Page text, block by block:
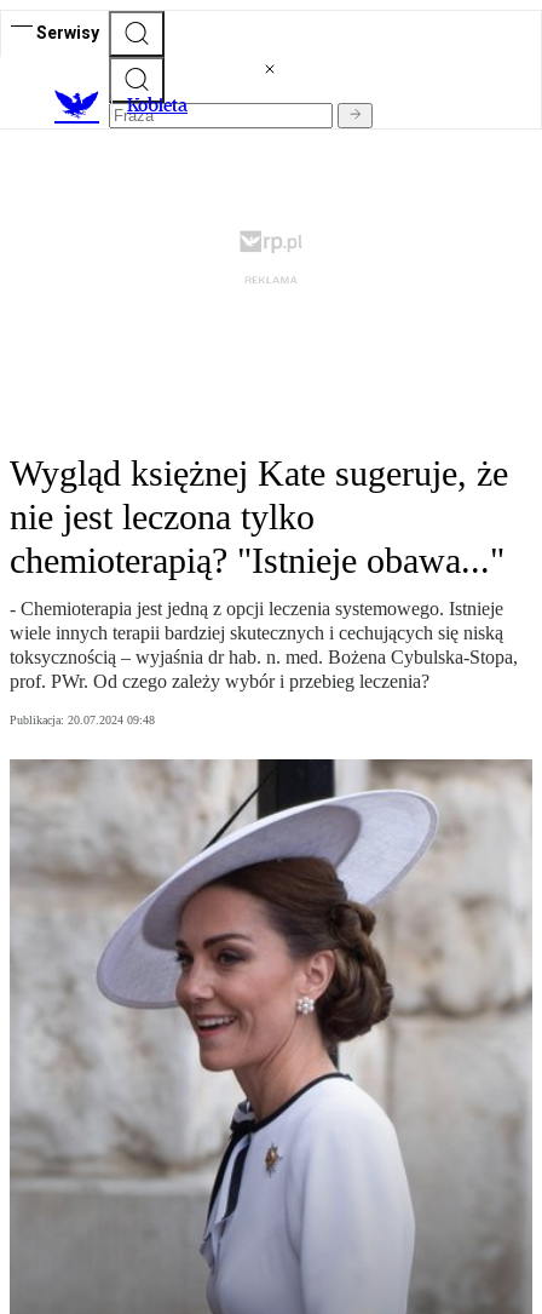
Serwisy
Kobieta
Wygląd księżnej Kate sugeruje, że
nie jest leczona tylko
chemioterapią? "Istnieje obawa..."
- Chemioterapia jest jedną z opcji leczenia systemowego. Istnieje
wiele innych terapii bardziej skutecznych i cechujących się niską
toksycznością – wyjaśnia dr hab. n. med. Bożena Cybulska-Stopa,
prof. PWr. Od czego zależy wybór i przebieg leczenia?
Publikacja: 20.07.2024 09:48